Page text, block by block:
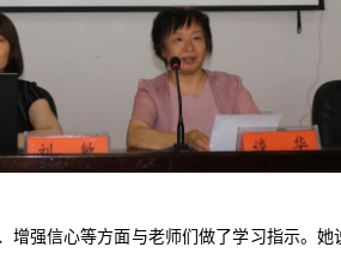
强信心等方面与老师们做了学习指示。她